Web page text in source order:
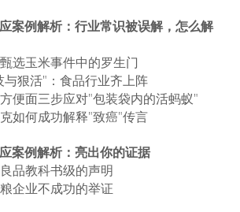
案例解析：行业常识被误解，怎么解
选玉米事件中的罗生门
与狠活"：食品行业齐上阵
便面三步应对"包装袋内的活蚂蚁"
如何成功解释"致癌"传言
案例解析：亮出你的证据
品教科书级的声明
企业不成功的举证